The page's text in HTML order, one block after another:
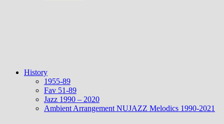
History
1955-89
Fav 51-89
Jazz 1990 – 2020
Ambient Arrangement NUJAZZ Melodics 1990-2021